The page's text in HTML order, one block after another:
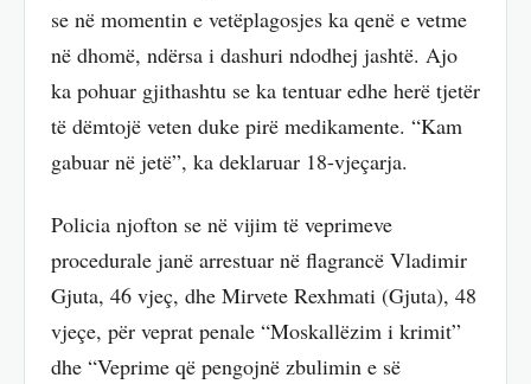
se në momentin e vetëplagosjes ka qenë e vetme
në dhomë, ndërsa i dashuri ndodhej jashtë. Ajo
ka pohuar gjithashtu se ka tentuar edhe herë tjetër
të dëmtojë veten duke pirë medikamente. “Kam
gabuar në jetë”, ka deklaruar 18-vjeçarja.
Policia njofton se në vijim të veprimeve
procedurale janë arrestuar në flagrancë Vladimir
Gjuta, 46 vjeç, dhe Mirvete Rexhmati (Gjuta), 48
vjeçe, për veprat penale “Moskallëzim i krimit”
dhe “Veprime që pengojnë zbulimin e së